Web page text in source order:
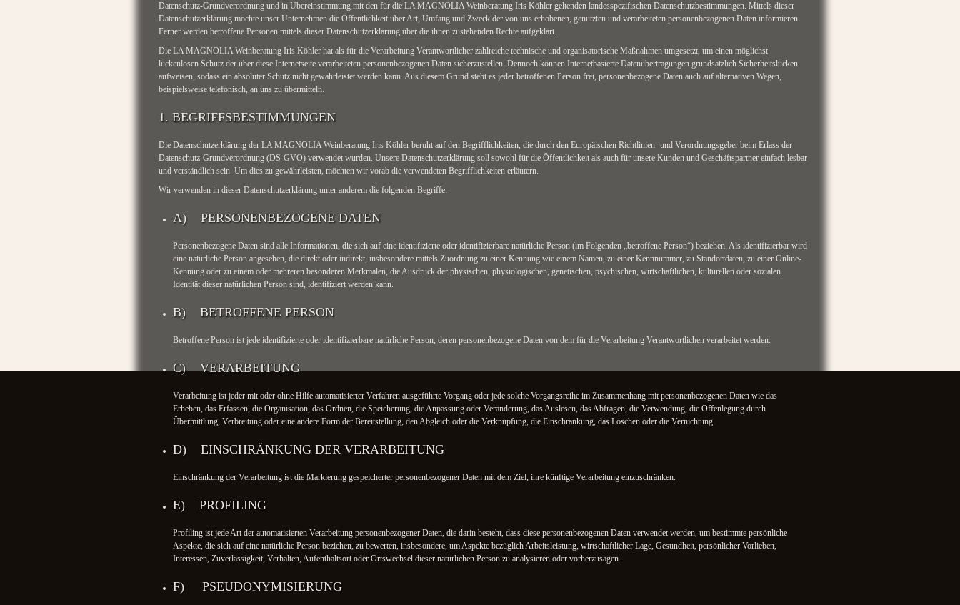
Datenschutz-Grundverordnung und in Übereinstimmung mit den für die LA MAGNOLIA Weinberatung Iris Köhler geltenden landesspezifischen Datenschutzbestimmungen. Mittels dieser
Datenschutzerklärung möchte unser Unternehmen die Öffentlichkeit über Art, Umfang und Zweck der von uns erhobenen, genutzten und verarbeiteten personenbezogenen Daten informieren.
Ferner werden betroffene Personen mittels dieser Datenschutzerklärung über die ihnen zustehenden Rechte aufgeklärt.
Die LA MAGNOLIA Weinberatung Iris Köhler hat als für die Verarbeitung Verantwortlicher zahlreiche technische und organisatorische Maßnahmen umgesetzt, um einen möglichst
lückenlosen Schutz der über diese Internetseite verarbeiteten personenbezogenen Daten sicherzustellen. Dennoch können Internetbasierte Datenübertragungen grundsätzlich Sicherheitslücken
aufweisen, sodass ein absoluter Schutz nicht gewährleistet werden kann. Aus diesem Grund steht es jeder betroffenen Person frei, personenbezogene Daten auch auf alternativen Wegen,
beispielsweise telefonisch, an uns zu übermitteln.
1. BEGRIFFSBESTIMMUNGEN
Die Datenschutzerklärung der LA MAGNOLIA Weinberatung Iris Köhler beruht auf den Begrifflichkeiten, die durch den Europäischen Richtlinien- und Verordnungsgeber beim Erlass der
Datenschutz-Grundverordnung (DS-GVO) verwendet wurden. Unsere Datenschutzerklärung soll sowohl für die Öffentlichkeit als auch für unsere Kunden und Geschäftspartner einfach lesbar
und verständlich sein. Um dies zu gewährleisten, möchten wir vorab die verwendeten Begrifflichkeiten erläutern.
Wir verwenden in dieser Datenschutzerklärung unter anderem die folgenden Begriffe:
A) PERSONENBEZOGENE DATEN
Personenbezogene Daten sind alle Informationen, die sich auf eine identifizierte oder identifizierbare natürliche Person (im Folgenden „betroffene Person“) beziehen. Als identifizierbar wird
eine natürliche Person angesehen, die direkt oder indirekt, insbesondere mittels Zuordnung zu einer Kennung wie einem Namen, zu einer Kennnummer, zu Standortdaten, zu einer Online-
Kennung oder zu einem oder mehreren besonderen Merkmalen, die Ausdruck der physischen, physiologischen, genetischen, psychischen, wirtschaftlichen, kulturellen oder sozialen
Identität dieser natürlichen Person sind, identifiziert werden kann.
B) BETROFFENE PERSON
Betroffene Person ist jede identifizierte oder identifizierbare natürliche Person, deren personenbezogene Daten von dem für die Verarbeitung Verantwortlichen verarbeitet werden.
C) VERARBEITUNG
Verarbeitung ist jeder mit oder ohne Hilfe automatisierter Verfahren ausgeführte Vorgang oder jede solche Vorgangsreihe im Zusammenhang mit personenbezogenen Daten wie das
Erheben, das Erfassen, die Organisation, das Ordnen, die Speicherung, die Anpassung oder Veränderung, das Auslesen, das Abfragen, die Verwendung, die Offenlegung durch
Übermittlung, Verbreitung oder eine andere Form der Bereitstellung, den Abgleich oder die Verknüpfung, die Einschränkung, das Löschen oder die Vernichtung.
D) EINSCHRÄNKUNG DER VERARBEITUNG
Einschränkung der Verarbeitung ist die Markierung gespeicherter personenbezogener Daten mit dem Ziel, ihre künftige Verarbeitung einzuschränken.
E) PROFILING
Profiling ist jede Art der automatisierten Verarbeitung personenbezogener Daten, die darin besteht, dass diese personenbezogenen Daten verwendet werden, um bestimmte persönliche
Aspekte, die sich auf eine natürliche Person beziehen, zu bewerten, insbesondere, um Aspekte bezüglich Arbeitsleistung, wirtschaftlicher Lage, Gesundheit, persönlicher Vorlieben,
Interessen, Zuverlässigkeit, Verhalten, Aufenthaltsort oder Ortswechsel dieser natürlichen Person zu analysieren oder vorherzusagen.
F) PSEUDONYMISIERUNG